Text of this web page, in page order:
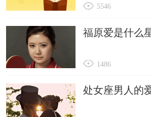
5546
福原爱是什么
1486
处女座男人的